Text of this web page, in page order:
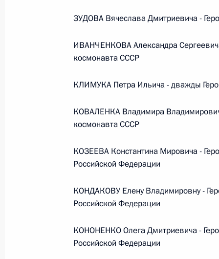
26 июля 2026 года
Федеральный закон от
О внесении изменения в статью 6
О внесении изменений в статью 9.21
правонарушениях
Федеральный закон от
О ратификации Соглашения между
ЗУДОВА Вячеслава Дмитриевича -
ИВАНЧЕНКОВА Александра
космонавта СССР
КЛИМУКА Петра Ильича - дважды
КОВАЛЕНКА Владимира
космонавта СССР
КОЗЕЕВА Константина Мировича -
Российской Федерации
КОНДАКОВУ Елену Владимировну -
Российской Федерации
КОНОНЕНКО Олега Дмитриевича -
Российской Федерации